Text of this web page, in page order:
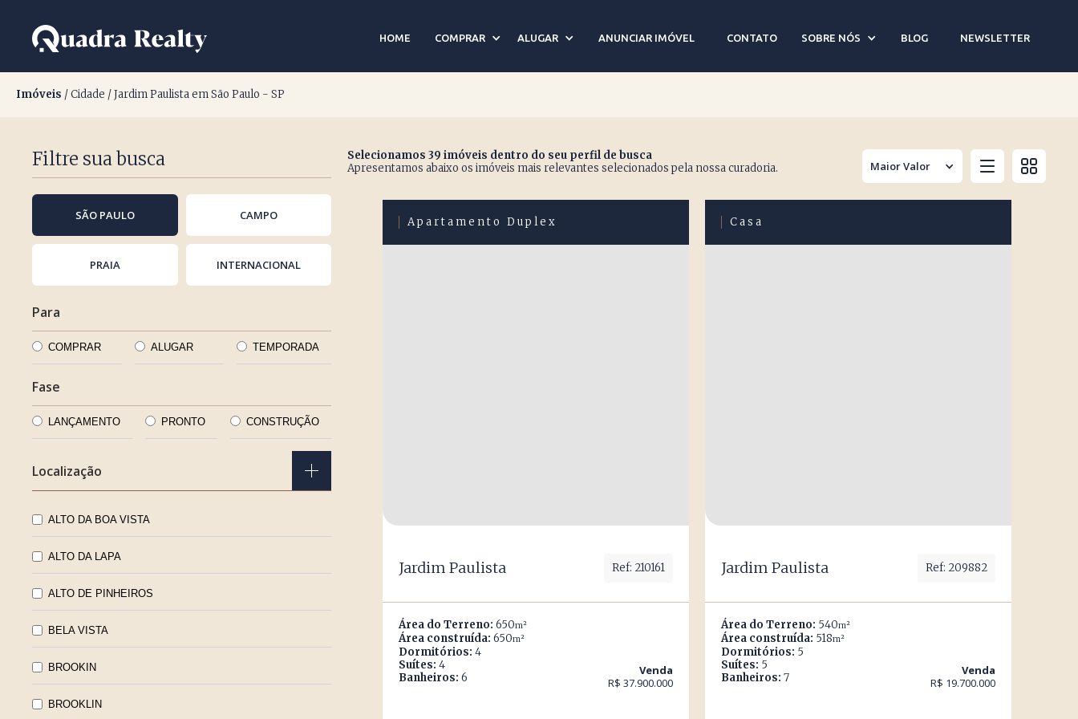
HOME COMPRAR ALUGAR ANUNCIAR IMÓVEL CONTATO SOBRE NÓS BLOG NEWSLETTER
Imóveis na Cidade no bairro Jardim Paulista em São Paulo - SP
Imóveis / Cidade / Jardim Paulista em São Paulo - SP
Filtre sua busca
SÃO PAULO CAMPO
PRAIA INTERNACIONAL
Para
COMPRAR ALUGAR TEMPORADA
Fase
LANÇAMENTO PRONTO CONSTRUÇÃO
Localização
ALTO DA BOA VISTA
ALTO DA LAPA
ALTO DE PINHEIROS
BELA VISTA
BROOKIN
BROOKLIN
Selecionamos 39 imóveis dentro do seu perfil de busca
Apresentamos abaixo os imóveis mais relevantes selecionados pela nossa curadoria.
Maior Valor
Apartamento Duplex
Jardim Paulista Ref: 210161
Área do Terreno: 650m²
Área construída: 650m²
Dormitórios: 4
Suítes: 4
Banheiros: 6
Venda
R$ 37.900.000
Casa
Jardim Paulista Ref: 209882
Área do Terreno: 540m²
Área construída: 518m²
Dormitórios: 5
Suítes: 5
Banheiros: 7
Venda
R$ 19.700.000